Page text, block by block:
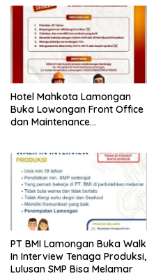
Hotel Mahkota Lamongan
Buka Lowongan Front Office
dan Maintenance
PT BMI Lamongan Buka Walk
In Interview Tenaga Produksi,
Lulusan SMP Bisa Melamar